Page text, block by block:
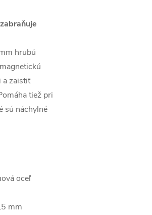
hrubú
a zaistiť
tiež pri
sú náchylné
oceľ
mm